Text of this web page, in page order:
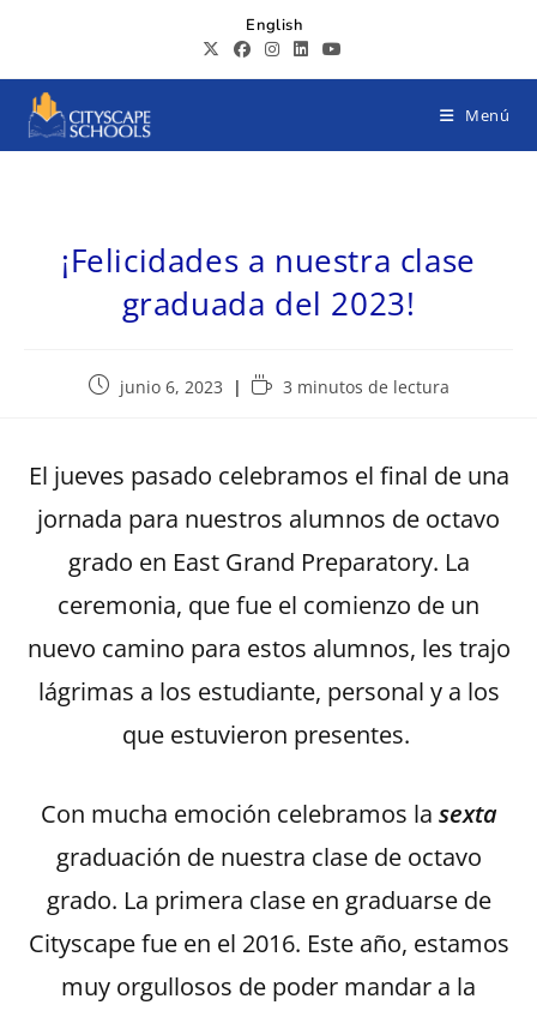
English
Menú
¡Felicidades a nuestra clase
graduada del 2023!
junio 6, 2023 3 minutos de lectura
El jueves pasado celebramos el final de una
jornada para nuestros alumnos de octavo
grado en East Grand Preparatory. La
ceremonia, que fue el comienzo de un
nuevo camino para estos alumnos, les trajo
lágrimas a los estudiante, personal y a los
que estuvieron presentes.
Con mucha emoción celebramos la sexta
graduación de nuestra clase de octavo
grado. La primera clase en graduarse de
Cityscape fue en el 2016. Este año, estamos
muy orgullosos de poder mandar a la